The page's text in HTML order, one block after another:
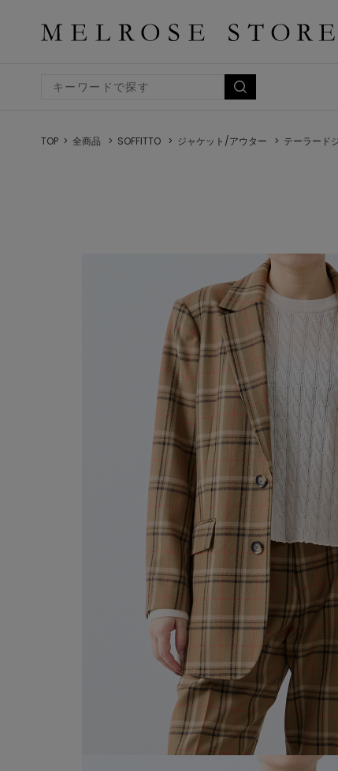
TOP 全商品 SOFFITTO ジャケット/アウター テーラード